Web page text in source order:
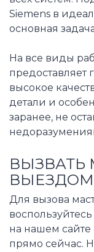
Siemens в
основная
На все виды
высокое
детали и
заранее, не
ВЫЗВАТЬ
ВЫЕЗДОМ
Для вызова
на нашем сайте
прямо сейчас.